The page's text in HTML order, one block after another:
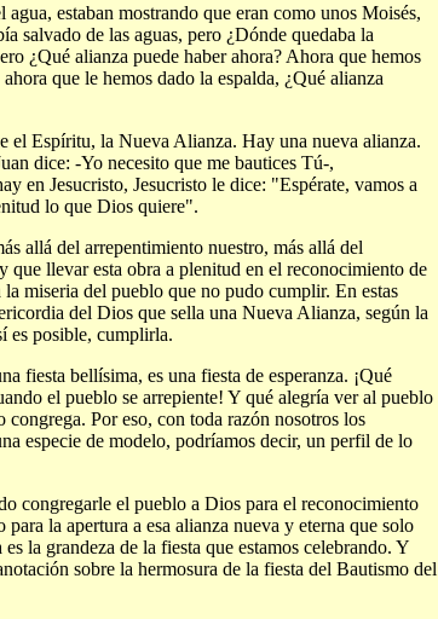
estaban mostrando que eran como unos Moisés,
salvado de las aguas, pero ¿Dónde quedaba la
¿Qué alianza puede haber ahora? Ahora que hemos
que le hemos dado la espalda, ¿Qué alianza
el Espíritu, la Nueva Alianza. Hay una nueva alianza.
dice: -Yo necesito que me bautices Tú-,
en Jesucristo, Jesucristo le dice: "Espérate, vamos a
lo que Dios quiere".
allá del arrepentimiento nuestro, más allá del
que llevar esta obra a plenitud en el reconocimiento de
miseria del pueblo que no pudo cumplir. En estas
del Dios que sella una Nueva Alianza, según la
es posible, cumplirla.
fiesta bellísima, es una fiesta de esperanza. ¡Qué
el pueblo se arrepiente! Y qué alegría ver al pueblo
Por eso, con toda razón nosotros los
especie de modelo, podríamos decir, un perfil de lo
congregarle el pueblo a Dios para el reconocimiento
la apertura a esa alianza nueva y eterna que solo
la grandeza de la fiesta que estamos celebrando. Y
sobre la hermosura de la fiesta del Bautismo del